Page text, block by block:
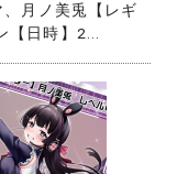
月ノ美兎【レギ
【日時】2...